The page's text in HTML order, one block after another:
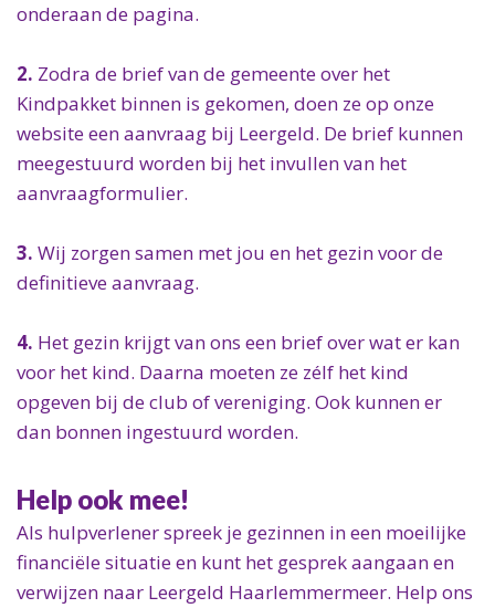
onderaan de pagina.
2. Zodra de brief van de gemeente over het
Kindpakket binnen is gekomen, doen ze op onze
website een aanvraag bij Leergeld. De brief kunnen
meegestuurd worden bij het invullen van het
aanvraagformulier.
3. Wij zorgen samen met jou en het gezin voor de
definitieve aanvraag.
4. Het gezin krijgt van ons een brief over wat er kan
voor het kind. Daarna moeten ze zélf het kind
opgeven bij de club of vereniging. Ook kunnen er
dan bonnen ingestuurd worden.
Help ook mee!
Als hulpverlener spreek je gezinnen in een moeilijke
financiële situatie en kunt het gesprek aangaan en
verwijzen naar Leergeld Haarlemmermeer. Help ons